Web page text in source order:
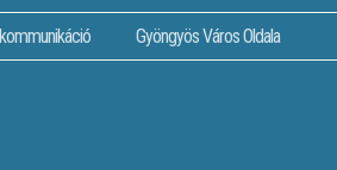
Gyöngyös Város Oldala